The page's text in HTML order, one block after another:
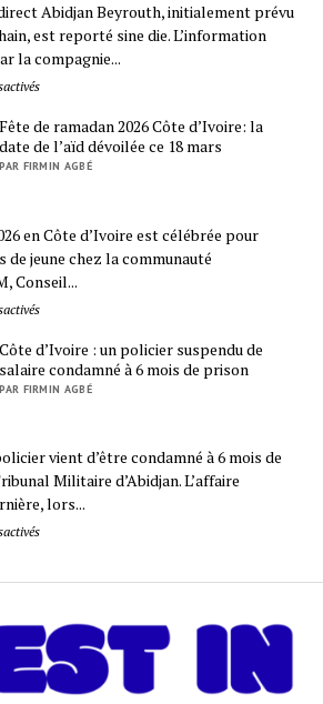
Abidjan Beyrouth, initialement prévu
est reporté sine die. L’information
la compagnie...
Fête de ramadan 2026 Côte d’Ivoire: la
date de l’aïd dévoilée ce 18 mars
PAR FIRMIN AGBÉ
en Côte d’Ivoire est célébrée pour
de jeune chez la communauté
Conseil...
Côte d’Ivoire : un policier suspendu de
salaire condamné à 6 mois de prison
PAR FIRMIN AGBÉ
vient d’être condamné à 6 mois de
Militaire d’Abidjan. L’affaire
lors...